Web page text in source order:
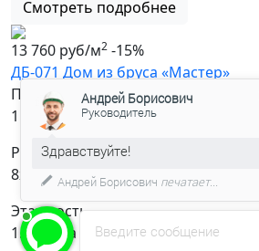
Смотреть подробнее
13 760 руб/м2 -15%
ДБ-071 Дом из бруса «Мастер»
Площадь
117.3 м2
Размер
8х8
Этажность
1.5 этажа
Введите сообщение
Андрей Борисович
Руководитель
Здравствуйте!
Андрей Борисович печатает...